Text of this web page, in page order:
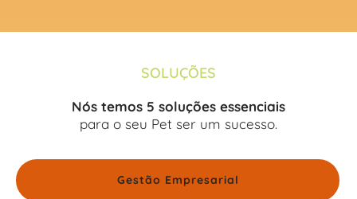
SOLUÇÕES
Nós temos 5 soluções essenciais
para o seu Pet ser um sucesso.
Gestão Empresarial